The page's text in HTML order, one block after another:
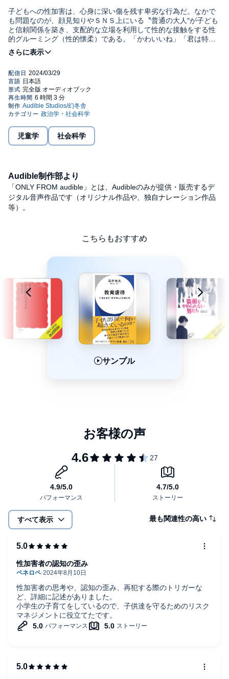
子どもへの性加害は、心身に深い傷を残す卑劣な行為だ。なかで
も問題なのが、顔見知りやＳＮＳ上にいる〝普通の大人″が子ども
と信頼関係を築き、支配的な立場を利用して性的な接触をする性
的グルーミング（性的懐柔）である。「かわいいね」「君は特別
だ」などと言葉巧みに近づく性的グルーミングでは、子ども本人
が性暴力だと思わず、周囲も気づきにくいため、被害はより深刻
変やＳＯＳをいかに察知するか。性犯罪者治療の専門家が、子ど
もを守るために大人や社会がなすべきことを提言する。
本タイトルには付属資料・PDFが用意されています。ご購入後、
PCサイトのライブラリー、またはアプリ上の「目次」からご確認
ください。
©AKIYOSHI SATO, GENTOSHA 2023 (P)2024 Audible, Inc.
児童学 社会科学
Audible制作部より
「ONLY FROM audible」とは、Audibleのみが提供・販売するデ
ジタル音声作品です（オリジナル作品や、独自ナレーション作品
等）。
こちらもおすすめ
サンプル
すべて表示 最も関連性の高い
性加害者の思考や、認知の歪み、再犯する際のトリガーな
ど、詳細に記述がありました。
小学生の子育てをしているので、子供達を守るためのリスク
マネジメントに役立てたです。
性加害者の認知の歪み